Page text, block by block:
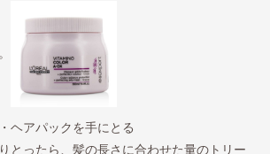
ヘアパックを手にとる
とったら、髪の長さに合わせた量のトリー